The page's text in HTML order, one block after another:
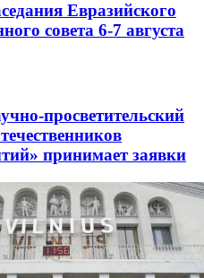
Евразийского
совета 6-7 августа
просветительский
принимает заявки